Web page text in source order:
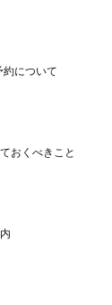
約について
おくべきこと